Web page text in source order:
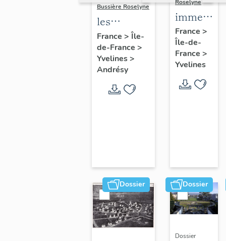
Bussière Roselyne
les
immeubles,
maisons et
fermes du
canton
d'Andrésy
France > Île-
de-France >
Yvelines>
Andrésy
Roselyne
maisons,
fermes
France >
Île-de-
France >
Yvelines
Dossier Dossier
Dossier